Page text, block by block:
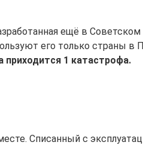
ещё в
его только страны в
приходится 1 катастрофа.
Списанный с